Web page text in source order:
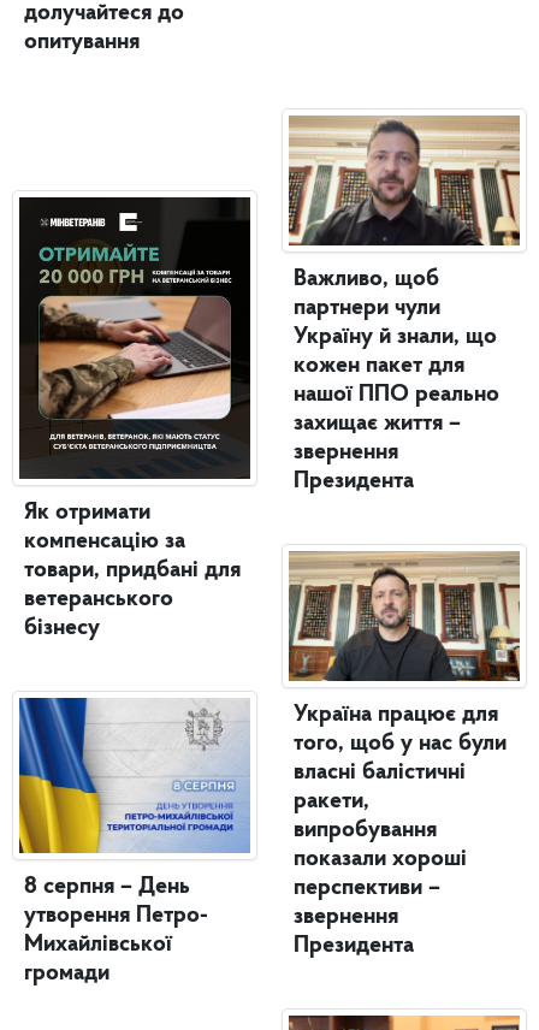
долучайтеся до
опитування
Як отримати
компенсацію за
товари, придбані для
ветеранського
бізнесу
8 серпня – День
утворення Петро-
Михайлівської
громади
Важливо, щоб
партнери чули
Україну й знали, що
кожен пакет для
нашої ППО реально
захищає життя –
звернення
Президента
Україна працює для
того, щоб у нас були
власні балістичні
ракети,
випробування
показали хороші
перспективи –
звернення
Президента